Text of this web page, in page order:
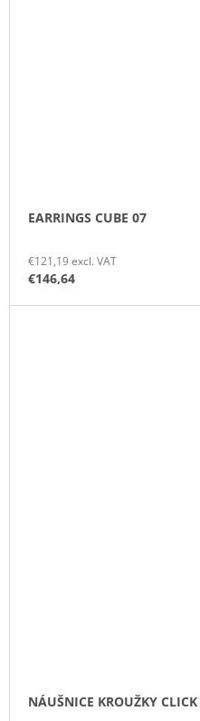
EARRINGS CUBE 07
€121,19 excl. VAT
€146,64
NÁUŠNICE KROUŽKY